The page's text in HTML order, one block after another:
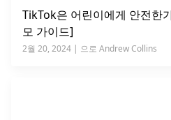
TikTok은 어린이에게 안전한
모 가이드]
2월 20, 2024 | 으로 Andrew Collins